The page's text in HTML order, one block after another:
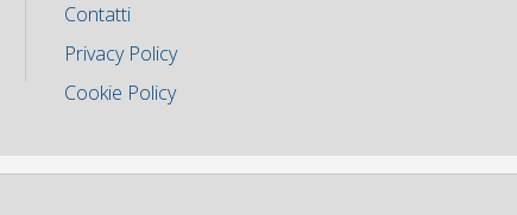
Contatti
Privacy Policy
Cookie Policy